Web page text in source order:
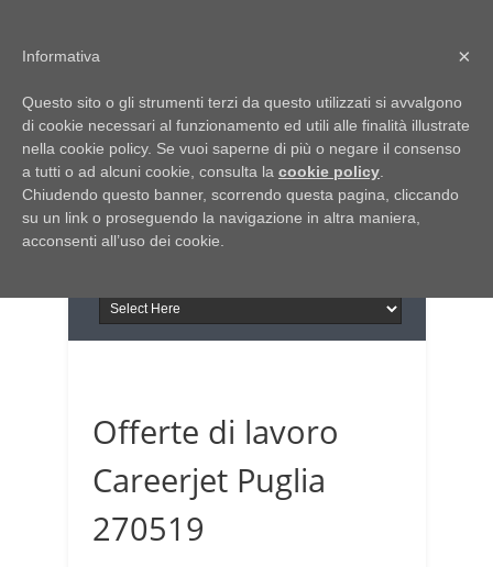
Italia Notizie
Giornale di Basilicata
Giornale di Puglia
INFORMAPUGLIA
Il portale n.1 del lavoro
in Puglia
Offerte di lavoro
Careerjet Puglia
270519
×
Informativa
Questo sito o gli strumenti terzi da questo utilizzati si avvalgono
di cookie necessari al funzionamento ed utili alle finalità illustrate
nella cookie policy. Se vuoi saperne di più o negare il consenso
a tutti o ad alcuni cookie, consulta la cookie policy
Chiudendo questo banner, scorrendo questa pagina, cliccando
su un link o proseguendo la navigazione in altra maniera,
acconsenti all’uso dei cookie.